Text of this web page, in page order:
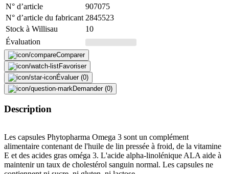
N° d’article
907075
N° d’article du fabricant 2845523
Stock à Willisau
10
Évaluation
Comparer
Favoriser
Évaluer (0)
Demander (0)
Description
Les capsules Phytopharma Omega 3 sont un complément
alimentaire contenant de l'huile de lin pressée à froid, de la vitamine
E et des acides gras oméga 3. L'acide alpha-linolénique ALA aide à
maintenir un taux de cholestérol sanguin normal. Les capsules ne